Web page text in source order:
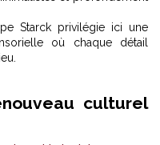
Starck privilégie ici une
où chaque détail
culturel